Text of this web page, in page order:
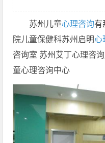
苏州儿童心理咨询有
院儿童保健科苏州启明心
咨询室 苏州艾丁心理咨
童心理咨询中心